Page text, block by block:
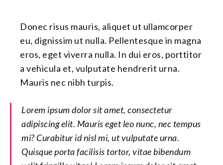
Donec risus mauris, aliquet ut ullamcorper
eu, dignissim ut nulla. Pellentesque in magna
eros, eget viverra nulla. In dui eros, porttitor
a vehicula et, vulputate hendrerit urna.
Mauris nec nibh turpis.
Lorem ipsum dolor sit amet, consectetur
adipiscing elit. Mauris eget leo nunc, nec tempus
mi? Curabitur id nisl mi, ut vulputate urna.
Quisque porta facilisis tortor, vitae bibendum